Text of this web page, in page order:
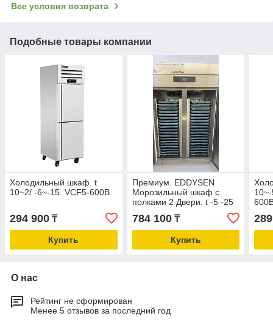
Все условия возврата
Подобные товары компании
Холодильный шкаф. t
10~2/ -6~-15. VCF5-600B
294 900 ₸
Купить
Премиум. EDDYSEN
Морозильный шкаф с
полками 2 Двери. t -5 -25
°C. EDD2-25
784 100₸
Купить
О нас
Рейтинг не сформирован
Менее 5 отзывов за последний год